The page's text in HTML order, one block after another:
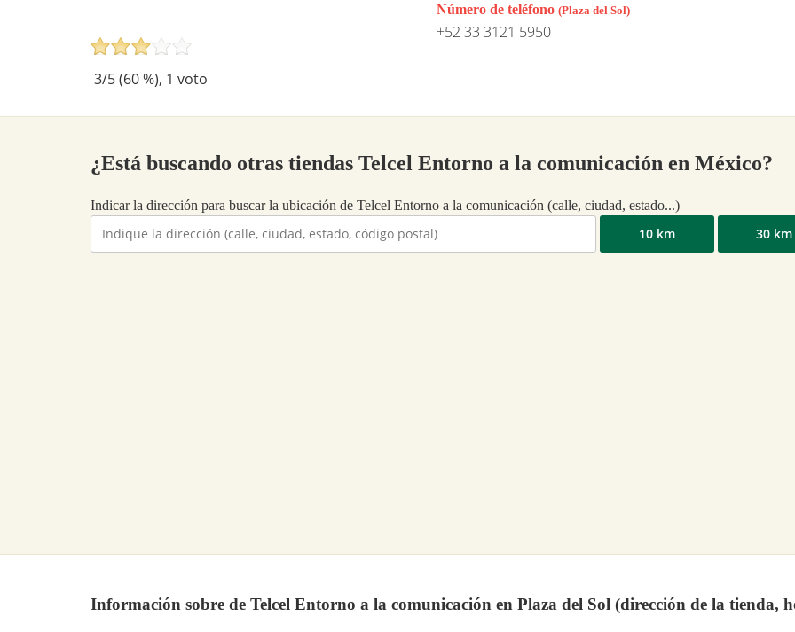
3/5 (60%), 1 voto
Número de teléfono (Plaza del Sol)
+52 33 3121 5950
¿Está buscando otras tiendas Telcel Entorno a la comunicación en México?
Indicar la dirección para buscar la ubicación de Telcel Entorno a la comunicación (calle, ciudad, estado...)
10 km 30 km
Información sobre de Telcel Entorno a la comunicación en Plaza del Sol (dirección de la tienda,